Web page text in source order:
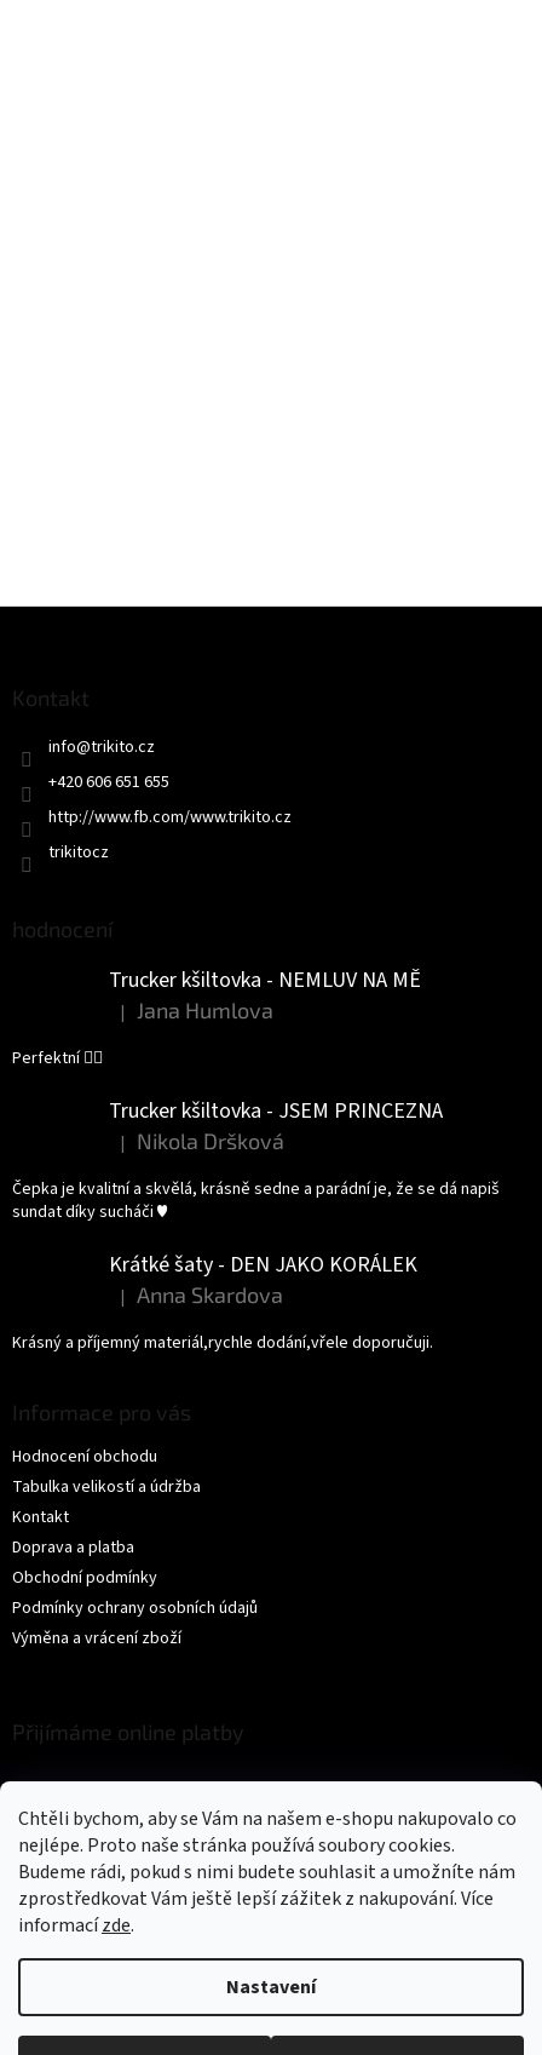
Chtěli bychom, aby se Vám na našem e-shopu nakupovalo co
nejlépe. Proto naše stránka používá soubory cookies.
Budeme rádi, pokud s nimi budete souhlasit a umožníte nám
zprostředkovat Vám ještě lepší zážitek z nakupování.Více
informacízde.
Nastavení
Kontakt
info@trikito.cz
+420 606 651 655
http://www.fb.com/www.trikito.cz
trikitocz
hodnocení
Trucker kšiltovka - NEMLUV NA MĚ
Hodnocení produktu je 5 z 5 hvězdiček.
| Jana Humlova
Perfektní 👌🏻
Trucker kšiltovka - JSEM PRINCEZNA
Hodnocení produktu je 5 z 5 hvězdiček.
| Nikola Dršková
Čepka je kvalitní a skvělá, krásně sedne a parádní je, že se dá napiš
sundat díky sucháči ♥️
Krátké šaty - DEN JAKO KORÁLEK
Hodnocení produktu je 5 z 5 hvězdiček.
| Anna Skardova
Krásný a příjemný materiál,rychle dodání,vřele doporučuji.
Informace pro vás
Hodnocení obchodu
Tabulka velikostí a údržba
Kontakt
Doprava a platba
Obchodní podmínky
Podmínky ochrany osobních údajů
Výměna a vrácení zboží
Přijímáme online platby
Vytvořil Shoptet
. Všechna práva vyhrazena.
cookies